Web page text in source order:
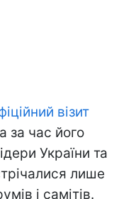
візит
за час його
України та
лише
і самітів.